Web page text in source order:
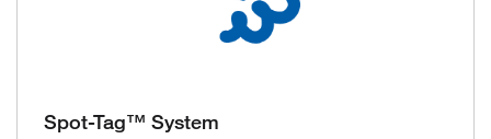
Spot-Tag™ System